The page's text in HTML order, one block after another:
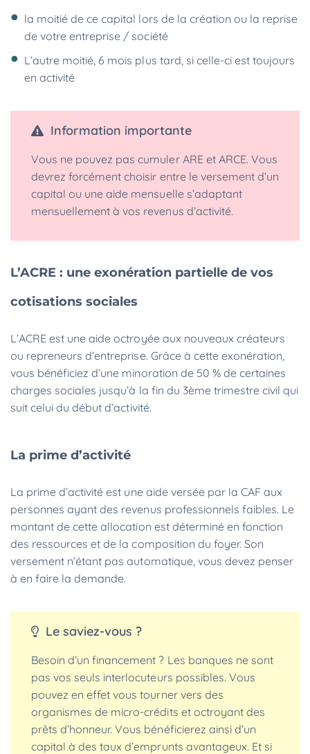
la moitié de ce capital lors de la création ou la reprise
de votre entreprise / société
L’autre moitié, 6 mois plus tard, si celle-ci est toujours
en activité
Information importante
Vous ne pouvez pas cumuler ARE et ARCE. Vous
devrez forcément choisir entre le versement d’un
capital ou une aide mensuelle s’adaptant
mensuellement à vos revenus d’activité.
L’ACRE : une exonération partielle de vos
cotisations sociales
L’ACRE est une aide octroyée aux nouveaux créateurs
ou repreneurs d’entreprise. Grâce à cette exonération,
vous bénéficiez d’une minoration de 50 % de certaines
charges sociales jusqu’à la fin du 3ème trimestre civil qui
suit celui du début d’activité.
La prime d’activité
La prime d’activité est une aide versée par la CAF aux
personnes ayant des revenus professionnels faibles. Le
montant de cette allocation est déterminé en fonction
des ressources et de la composition du foyer. Son
versement n’étant pas automatique, vous devez penser
à en faire la demande.
Le saviez-vous ?
Besoin d’un financement ? Les banques ne sont
pas vos seuls interlocuteurs possibles. Vous
pouvez en effet vous tourner vers des
organismes de micro-crédits et octroyant des
prêts d’honneur. Vous bénéficierez ainsi d’un
capital à des taux d’emprunts avantageux. Et si